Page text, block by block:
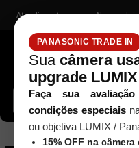
PANASONIC TRADE IN
Sua câmera
upgrade
Faça sua avaliação
condições especiais
ou objetiva LUMIX /
15% OFF na
Atendimento Nossas
Buscar câmeras, lentes,
Panasonic Lumix